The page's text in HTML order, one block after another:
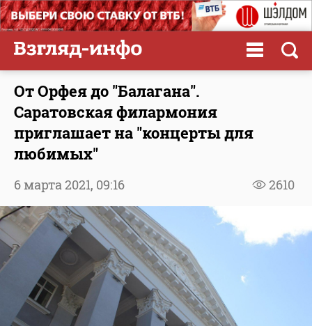
От Орфея до "Балагана".
Саратовская филармония
приглашает на "концерты для
любимых"
2610
6 марта 2021, 09:16